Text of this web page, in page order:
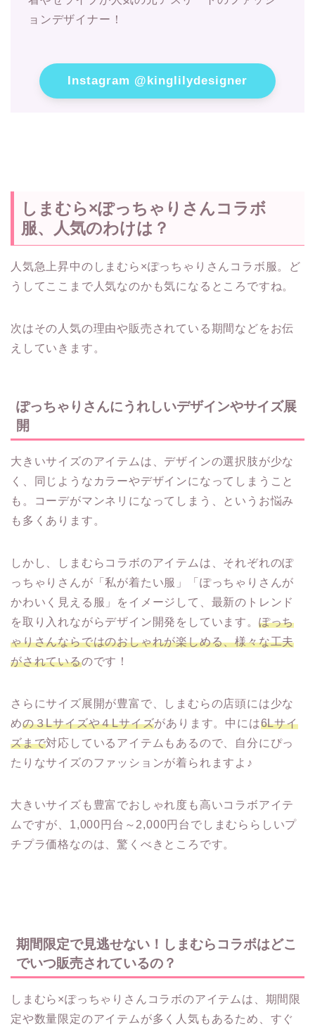
ョンデザイナー！
Instagram @kinglilydesigner
しまむら×ぽっちゃりさんコラボ
服、人気のわけは？
人気急上昇中のしまむら×ぽっちゃりさんコラボ服。ど
うしてここまで人気なのかも気になるところですね。
次はその人気の理由や販売されている期間などをお伝
えしていきます。
ぽっちゃりさんにうれしいデザインやサイズ展
開
大きいサイズのアイテムは、デザインの選択肢が少な
く、同じようなカラーやデザインになってしまうこと
も。コーデがマンネリになってしまう、というお悩み
も多くあります。
しかし、しまむらコラボのアイテムは、それぞれのぽ
っちゃりさんが「私が着たい服」「ぽっちゃりさんが
かわいく見える服」をイメージして、最新のトレンド
を取り入れながらデザイン開発をしています。 ぽっち
ゃりさんならではのおしゃれが楽しめる、様々な工夫
がされているのです！
さらにサイズ展開が豊富で、しまむらの店頭には少な
めの３Lサイズや４Lサイズがあります。中には6Lサイ
ズまで対応しているアイテムもあるので、自分にぴっ
たりなサイズのファッションが着られますよ♪
大きいサイズも豊富でおしゃれ度も高いコラボアイテ
ムですが、1,000円台～2,000円台でしまむららしいプ
チプラ価格なのは、驚くべきところです。
期間限定で見逃せない！しまむらコラボはどこ
でいつ販売されているの？
しまむら×ぽっちゃりさんコラボのアイテムは、期間限
定や数量限定のアイテムが多く人気もあるため、すぐ